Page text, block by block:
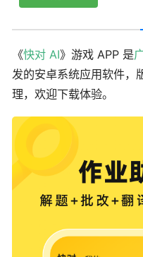
《快对 AI》游戏 APP 是
发的安卓系统应用软件，
理，欢迎下载体验。